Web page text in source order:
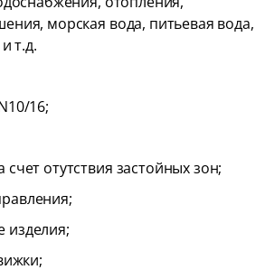
морская вода, питьевая вода,
т.д.
16;
отутствия застойных зон;
изделия;